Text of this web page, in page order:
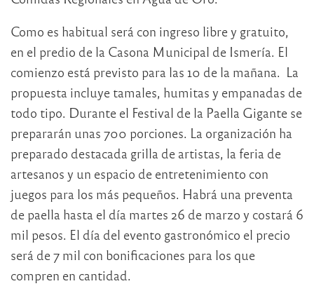
Como es habitual será con ingreso libre y gratuito,
en el predio de la Casona Municipal de Ismería. El
comienzo está previsto para las 10 de la mañana. La
propuesta incluye tamales, humitas y empanadas de
todo tipo. Durante el Festival de la Paella Gigante se
prepararán unas 700 porciones. La organización ha
preparado destacada grilla de artistas, la feria de
artesanos y un espacio de entretenimiento con
juegos para los más pequeños. Habrá una preventa
de paella hasta el día martes 26 de marzo y costará 6
mil pesos. El día del evento gastronómico el precio
será de 7 mil con bonificaciones para los que
compren en cantidad.